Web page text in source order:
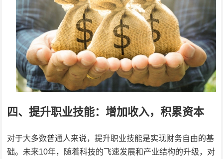
四、提升职业技能：增加收入，积累资本
对于大多数普通人来说，提升职业技能是实现财务自由的基
础。未来10年，随着科技的飞速发展和产业结构的升级，对